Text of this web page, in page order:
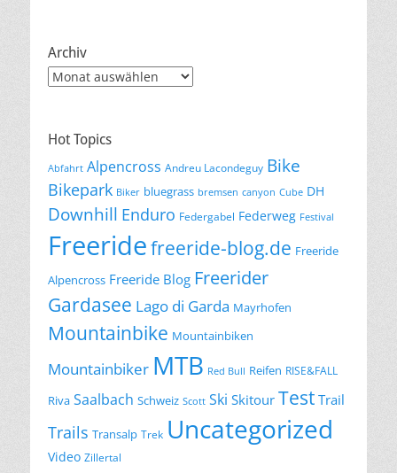
Archiv
Archiv
Hot Topics
Abfahrt Alpencross Andreu Lacondeguy Bike
Bikepark Biker bluegrass bremsen canyon Cube DH
Downhill Enduro Federgabel Federweg Festival
Freeridefreeride-blog.de Freeride
Alpencross Freeride Blog Freerider
Gardasee Lago di Garda Mayrhofen
Mountainbike Mountainbiken
Mountainbiker MTB Red Bull Reifen RISE&FALL
Riva Saalbach Schweiz Scott Ski Skitour Test Trail
Trails Transalp Trek Uncategorized
Video Zillertal